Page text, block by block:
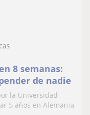
8 semanas:
de nadie
la Universidad
5 años en Alemania